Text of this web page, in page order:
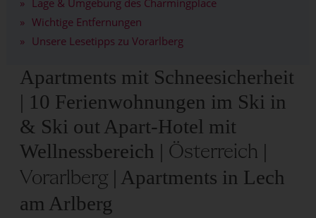
Wichtige Entfernungen
Unsere Lesetipps zu Vorarlberg
Apartments mit Schneesicherheit
| 10 Ferienwohnungen im Ski in
& Ski out Apart-Hotel mit
Wellnessbereich | Österreich |
Vorarlberg | Apartments in Lech
am Arlberg